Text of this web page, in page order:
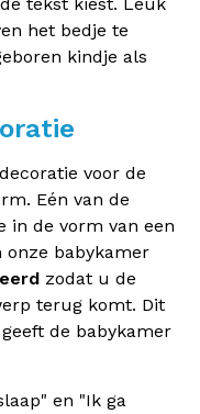
tekst kiest. Leuk
het bedje te
kindje als
voor de
Eén van de
in de vorm van een
onze babykamer
zodat u de
terug komt. Dit
de babykamer
en "Ik ga